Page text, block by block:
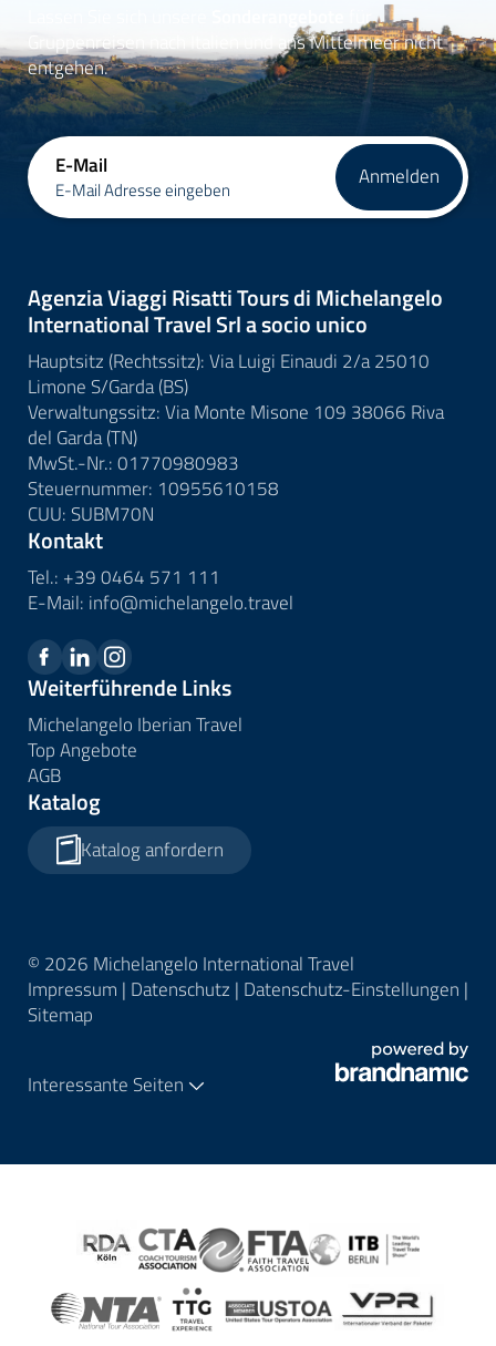
für
Gruppenreisen nach Italien und ans Mittelmeer nicht
entgehen.
E-Mail
E-Mail Adresse eingeben Anmelden
Agenzia Viaggi Risatti Tours di Michelangelo
International Travel Srl a socio unico
Hauptsitz (Rechtssitz): Via Luigi Einaudi 2/a 25010
Limone S/Garda (BS)
Verwaltungssitz: Via Monte Misone 109 38066 Riva
del Garda (TN)
MwSt.-Nr.: 01770980983
Steuernummer: 10955610158
CUU: SUBM70N
Kontakt
Tel.: +39 0464 571 111
E-Mail: info@michelangelo.travel
Weiterführende Links
Michelangelo Iberian Travel
Top Angebote
AGB
Katalog
Katalog anfordern
© 2026 Michelangelo International Travel
Impressum | Datenschutz | Datenschutz-Einstellungen |
Sitemap
Interessante Seiten